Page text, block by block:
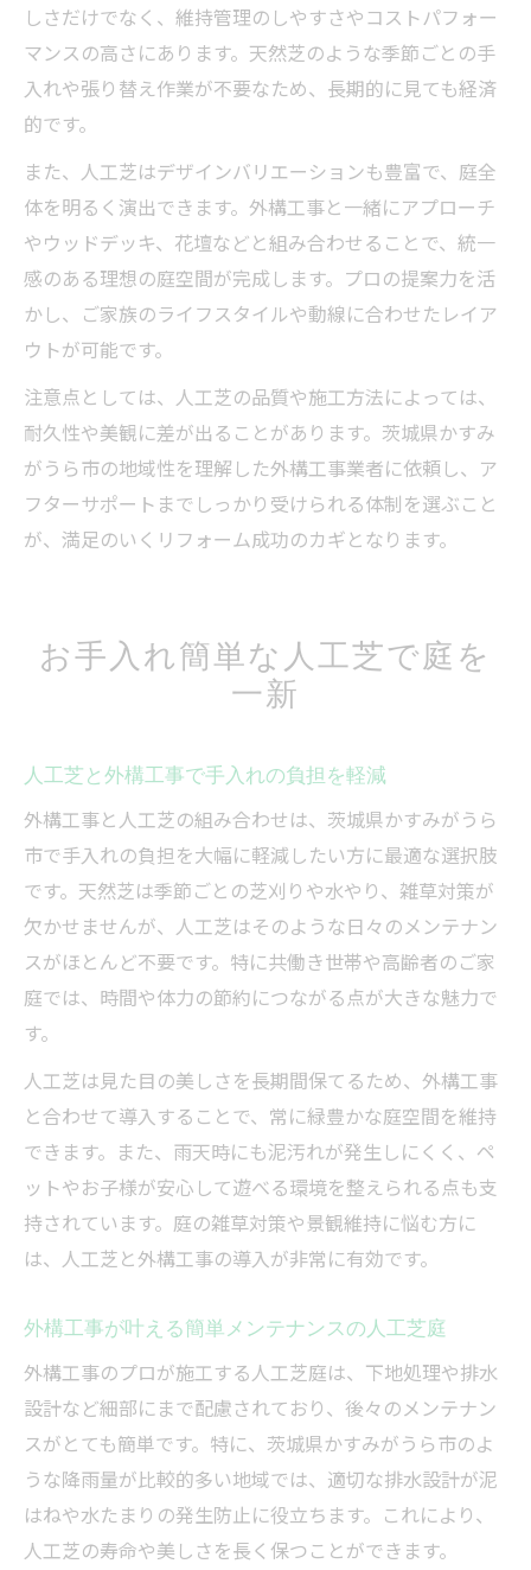
しさだけでなく、維持管理のしやすさやコストパフォー
マンスの高さにあります。天然芝のような季節ごとの手
入れや張り替え作業が不要なため、長期的に見ても経済
的です。
また、人工芝はデザインバリエーションも豊富で、庭全
体を明るく演出できます。外構工事と一緒にアプローチ
やウッドデッキ、花壇などと組み合わせることで、統一
感のある理想の庭空間が完成します。プロの提案力を活
かし、ご家族のライフスタイルや動線に合わせたレイア
ウトが可能です。
注意点としては、人工芝の品質や施工方法によっては、
耐久性や美観に差が出ることがあります。茨城県かすみ
がうら市の地域性を理解した外構工事業者に依頼し、ア
フターサポートまでしっかり受けられる体制を選ぶこと
が、満足のいくリフォーム成功のカギとなります。
お手入れ簡単な人工芝で庭を
一新
人工芝と外構工事で手入れの負担を軽減
外構工事と人工芝の組み合わせは、茨城県かすみがうら
市で手入れの負担を大幅に軽減したい方に最適な選択肢
です。天然芝は季節ごとの芝刈りや水やり、雑草対策が
欠かせませんが、人工芝はそのような日々のメンテナン
スがほとんど不要です。特に共働き世帯や高齢者のご家
庭では、時間や体力の節約につながる点が大きな魅力で
す。
人工芝は見た目の美しさを長期間保てるため、外構工事
と合わせて導入することで、常に緑豊かな庭空間を維持
できます。また、雨天時にも泥汚れが発生しにくく、ペ
ットやお子様が安心して遊べる環境を整えられる点も支
持されています。庭の雑草対策や景観維持に悩む方に
は、人工芝と外構工事の導入が非常に有効です。
外構工事が叶える簡単メンテナンスの人工芝庭
外構工事のプロが施工する人工芝庭は、下地処理や排水
設計など細部にまで配慮されており、後々のメンテナン
スがとても簡単です。特に、茨城県かすみがうら市のよ
うな降雨量が比較的多い地域では、適切な排水設計が泥
はねや水たまりの発生防止に役立ちます。これにより、
人工芝の寿命や美しさを長く保つことができます。